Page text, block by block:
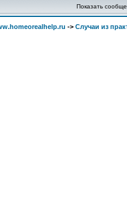
Показать
-> Случаи из